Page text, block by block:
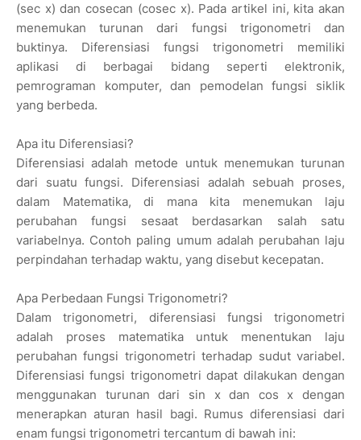
(sec x) dan cosecan (cosec x). Pada artikel ini, kita akan
menemukan turunan dari fungsi trigonometri dan
buktinya. Diferensiasi fungsi trigonometri memiliki
aplikasi di berbagai bidang seperti elektronik,
pemrograman komputer, dan pemodelan fungsi siklik
yang berbeda.
Apa itu Diferensiasi?
Diferensiasi adalah metode untuk menemukan turunan
dari suatu fungsi. Diferensiasi adalah sebuah proses,
dalam Matematika, di mana kita menemukan laju
perubahan fungsi sesaat berdasarkan salah satu
variabelnya. Contoh paling umum adalah perubahan laju
perpindahan terhadap waktu, yang disebut kecepatan.
Apa Perbedaan Fungsi Trigonometri?
Dalam trigonometri, diferensiasi fungsi trigonometri
adalah proses matematika untuk menentukan laju
perubahan fungsi trigonometri terhadap sudut variabel.
Diferensiasi fungsi trigonometri dapat dilakukan dengan
menggunakan turunan dari sin x dan cos x dengan
menerapkan aturan hasil bagi. Rumus diferensiasi dari
enam fungsi trigonometri tercantum di bawah ini: